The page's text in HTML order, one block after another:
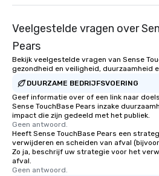
Veelgestelde vragen over
Pears
Bekijk veelgestelde vragen van Sense
gezondheid en veiligheid, duurzaamheid
DUURZAME BEDRIJFSVOERING
Geef informatie over of een link naar
Sense TouchBase Pears inzake
impact die zijn gedeeld met het publiek.
Geen antwoord.
Heeft Sense TouchBase Pears een
verwijderen en scheiden van afval
Zo ja, beschrijf uw strategie voor het
afval.
Geen antwoord.